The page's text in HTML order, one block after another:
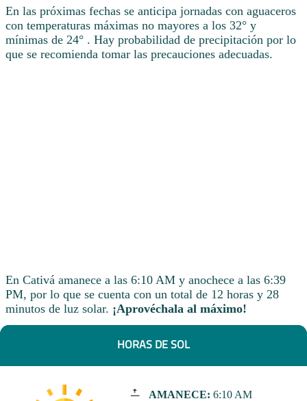
En las próximas fechas se anticipa jornadas con aguaceros
con temperaturas máximas no mayores a los 32° y
mínimas de 24° . Hay probabilidad de precipitación por lo
que se recomienda tomar las precauciones adecuadas.
En Cativá amanece a las 6:10 AM y anochece a las 6:39
PM, por lo que se cuenta con un total de 12 horas y 28
minutos de luz solar. ¡Aprovéchala al máximo!
HORAS DE SOL
AMANECE: 6:10 AM